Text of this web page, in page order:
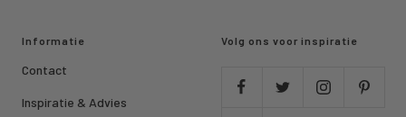
Informatie
Contact
Inspiratie & Advies
Volg ons voor inspiratie